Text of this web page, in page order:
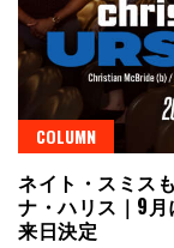
COLUMN
ネイト・スミス
ナ・ハリス｜9
来日決定